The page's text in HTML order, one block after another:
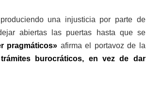
una injusticia por parte de
abiertas las puertas hasta que se
pragmáticos» afirma el portavoz de la
burocráticos, en vez de dar